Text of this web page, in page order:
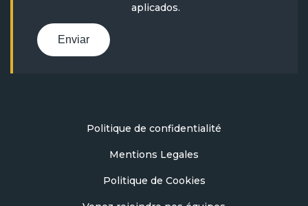
aplicados.
Enviar
Politique de confidentialité
Mentions Legales
Politique de Cookies